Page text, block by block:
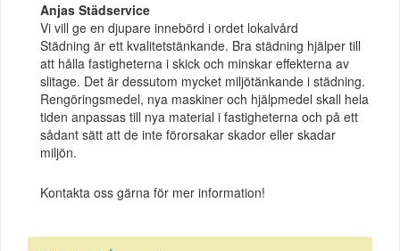
Anjas Städservice
Vi vill ge en djupare innebörd i ordet lokalvård
Städning är ett kvalitetstänkande. Bra städning hjälper till
att hålla fastigheterna i skick och minskar effekterna av
slitage. Det är dessutom mycket miljötänkande i städning.
Rengöringsmedel, nya maskiner och hjälpmedel skall hela
tiden anpassas till nya material i fastigheterna och på ett
sådant sätt att de inte förorsakar skador eller skadar
miljön.
Kontakta oss gärna för mer information!